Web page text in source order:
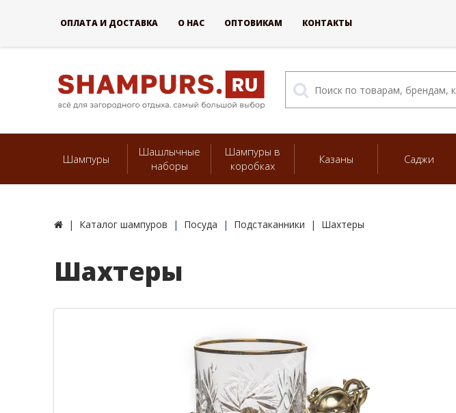
Шампуры
Шашлычные
наборы
Шампуры в
коробках
Казаны Саджи
Каталог шампуров Посуда Подстаканники Шахтеры
Шахтеры
ОПЛАТА И ДОСТАВКА О НАС ОПТОВИКАМ КОНТАКТЫ